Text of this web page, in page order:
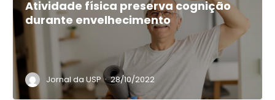
Atividade física preserva cognição
durante envelhecimento
Jornal da USP · 28/10/2022